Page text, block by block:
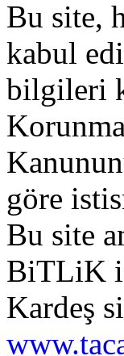
Bu site,
kabul
bilgileri
göre
Bu site
BiTLiK
Kardeş